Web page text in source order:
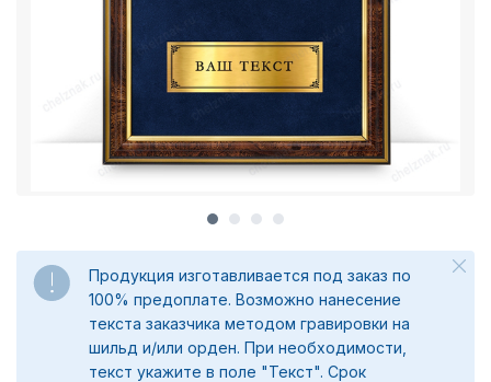
Продукция изготавливается под заказ по
100% предоплате. Возможно нанесение
текста заказчика методом гравировки на
шильд и/или орден. При необходимости,
текст укажите в поле "Текст". Срок